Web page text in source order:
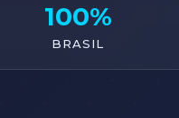
100%
BRASIL